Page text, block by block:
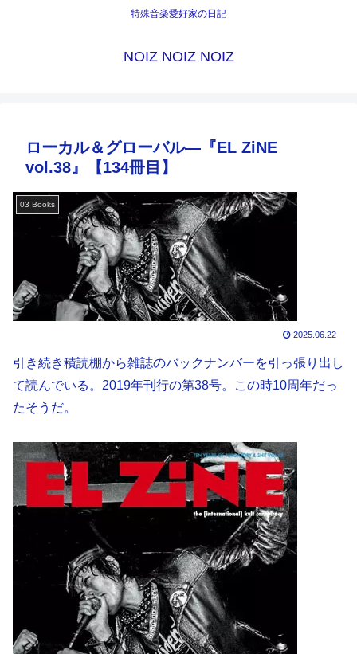
特殊音楽愛好家の日記
NOIZ NOIZ NOIZ
ローカル＆グローバル―『EL ZiNE
vol.38』【134冊目】
03 Books
2025.06.22
引き続き積読棚から雑誌のバックナンバーを引っ張り出し
て読んでいる。2019年刊行の第38号。この時10周年だっ
たそうだ。